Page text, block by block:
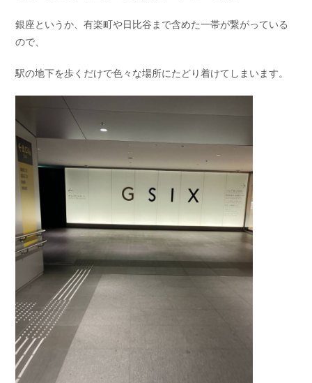
銀座というか、有楽町や日比谷まで含めた一帯が繋がっている
ので、
駅の地下を歩くだけで色々な場所にたどり着けてしまいます。